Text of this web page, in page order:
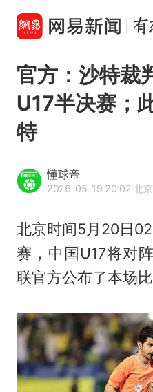
官方：沙特裁
U17半决赛；
特
懂球帝
2026-05-19 20:02·北京
北京时间5月20日
赛，中国U17将对
联官方公布了本场